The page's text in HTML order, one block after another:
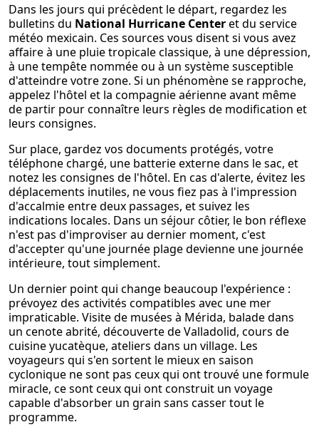
Dans les jours qui précèdent le départ, regardez les
bulletins du National Hurricane Centeret du service
météo mexicain. Ces sources vous disent si vous avez
affaire à une pluie tropicale classique, à une dépression,
à une tempête nommée ou à un système susceptible
d'atteindre votre zone. Si un phénomène se rapproche,
appelez l'hôtel et la compagnie aérienne avant même
de partir pour connaître leurs règles de modification et
leurs consignes.
Sur place, gardez vos documents protégés, votre
téléphone chargé, une batterie externe dans le sac, et
notez les consignes de l'hôtel. En cas d'alerte, évitez les
déplacements inutiles, ne vous fiez pas à l'impression
d'accalmie entre deux passages, et suivez les
indications locales. Dans un séjour côtier, le bon réflexe
n'est pas d'improviser au dernier moment, c'est
d'accepter qu'une journée plage devienne une journée
intérieure, tout simplement.
Un dernier point qui change beaucoup l'expérience :
prévoyez des activités compatibles avec une mer
impraticable. Visite de musées à Mérida, balade dans
un cenote abrité, découverte de Valladolid, cours de
cuisine yucatèque, ateliers dans un village. Les
voyageurs qui s'en sortent le mieux en saison
cyclonique ne sont pas ceux qui ont trouvé une formule
miracle, ce sont ceux qui ont construit un voyage
capable d'absorber un grain sans casser tout le
programme.